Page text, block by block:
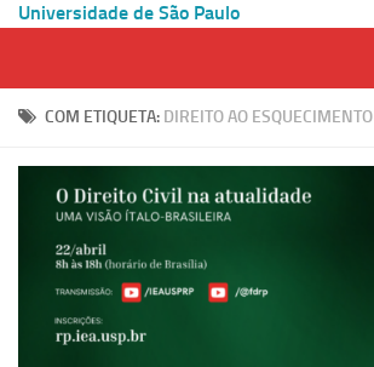
Universidade de São Paulo
Página Inicial
Inscrição
Atividades
Cátedras
Pesquisa
COM ETIQUETA: DIREITO AO ESQUECIMENTO